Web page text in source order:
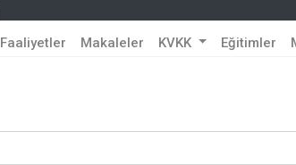
Faaliyetler Makaleler KVKK Eğitimler